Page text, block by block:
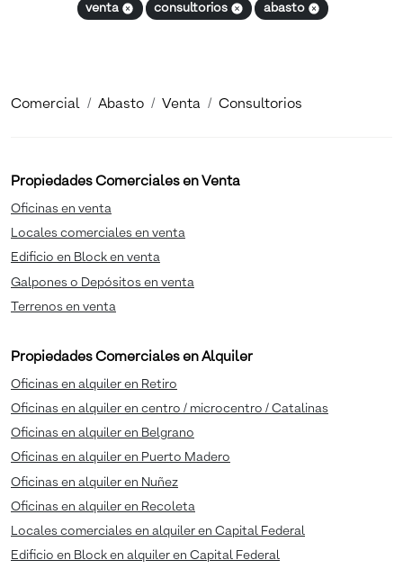
venta consultorios abasto
Comercial Abasto Venta Consultorios
Propiedades Comerciales en Venta
Oficinas en venta
Locales comerciales en venta
Edificio en Block en venta
Galpones o Depósitos en venta
Terrenos en venta
Propiedades Comerciales en Alquiler
Oficinas en alquiler en Retiro
Oficinas en alquiler en centro / microcentro / Catalinas
Oficinas en alquiler en Belgrano
Oficinas en alquiler en Puerto Madero
Oficinas en alquiler en Nuñez
Oficinas en alquiler en Recoleta
Locales comerciales en alquiler en Capital Federal
Edificio en Block en alquiler en Capital Federal